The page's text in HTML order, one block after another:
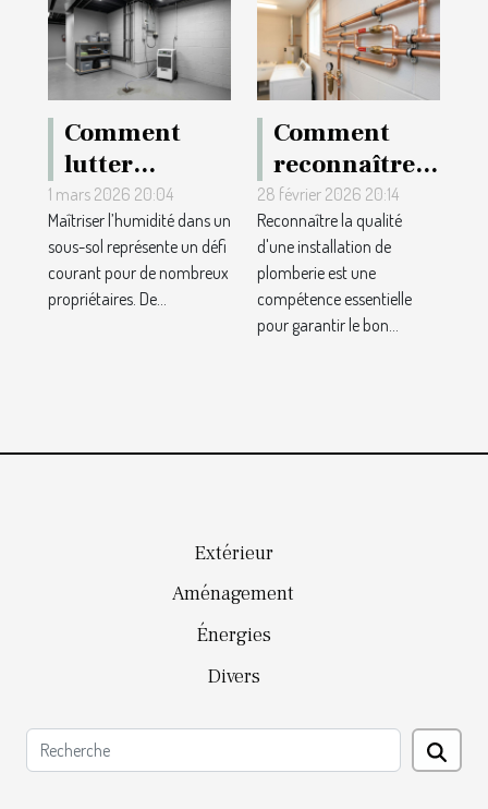
Comment
lutter
efficacement
contre
l'humidité
dans votre
1 mars 2026 20:04
Maîtriser l’humidité dans un
sous-sol représente un défi
courant pour de nombreux
propriétaires. De...
Comment
reconnaître
la qualité
d'une
installation
de plomberie
?
28 février 2026 20:14
Reconnaître la qualité
d'une installation de
plomberie est une
compétence essentielle
pour garantir le bon...
Extérieur
Aménagement
Énergies
Divers